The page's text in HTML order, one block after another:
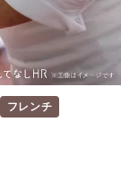
フレンチ